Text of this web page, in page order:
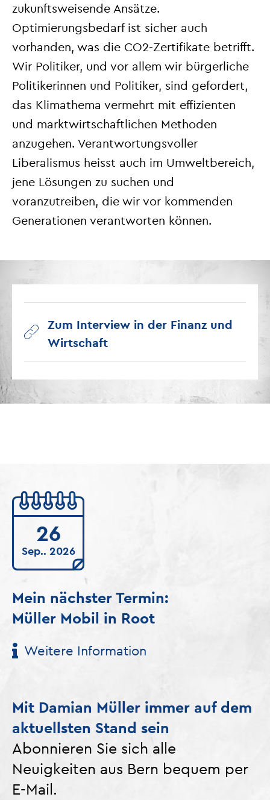
zukunftsweisende Ansätze.
Optimierungsbedarf ist sicher auch
vorhanden, was die CO2-Zertifikate betrifft.
Wir Politiker, und vor allem wir bürgerliche
Politikerinnen und Politiker, sind gefordert,
das Klimathema vermehrt mit effizienten
und marktwirtschaftlichen Methoden
anzugehen. Verantwortungsvoller
Liberalismus heisst auch im Umweltbereich,
jene Lösungen zu suchen und
voranzutreiben, die wir vor kommenden
Generationen verantworten können.
Zum Interview in der Finanz und
Wirtschaft
26
Sep.. 2026
Mein nächster Termin:
Müller Mobil in Root
Weitere Information
Mit Damian Müller immer auf dem
aktuellsten Stand sein
Abonnieren Sie sich alle
Neuigkeiten aus Bern bequem per
E-Mail.